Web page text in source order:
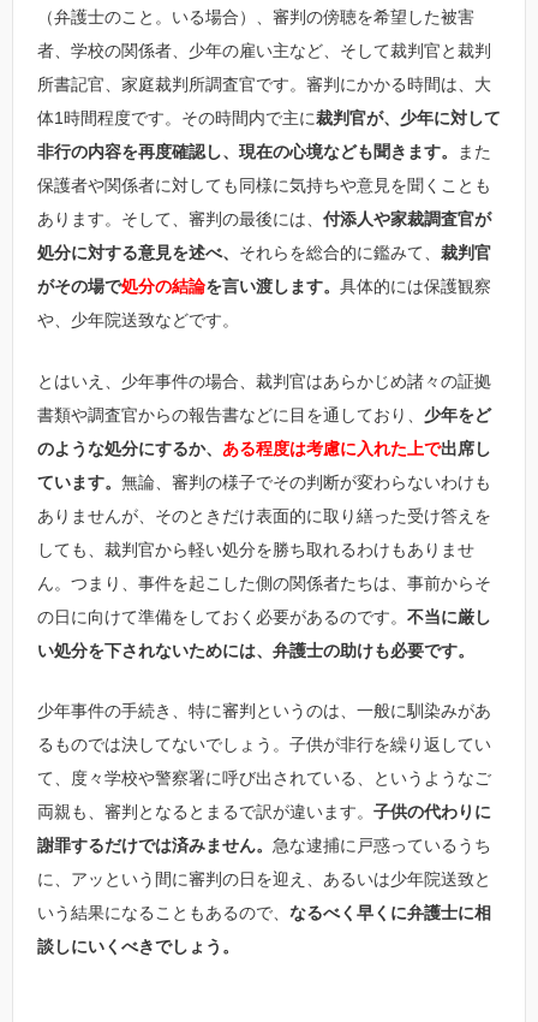
（弁護士のこと。いる場合）、審判の傍聴を希望した被害
者、学校の関係者、少年の雇い主など、そして裁判官と裁判
所書記官、家庭裁判所調査官です。審判にかかる時間は、大
体1時間程度です。その時間内で主に裁判官が、少年に対して
非行の内容を再度確認し、現在の心境なども聞きます。
また
保護者や関係者に対しても同様に気持ちや意見を聞くことも
あります。そして、審判の最後には、 付添人や家裁調査官が
処分に対する意見を述べ、 それらを総合的に鑑みて、 裁判官
がその場で処分の結論を言い渡します。 具体的には保護観察
や、少年院送致などです。
とはいえ、少年事件の場合、裁判官はあらかじめ諸々の証拠
書類や調査官からの報告書などに目を通しており、 少年をど
のような処分にするか、 ある程度は考慮に入れた上で出席し
ています。 無論、審判の様子でその判断が変わらないわけも
ありませんが、そのときだけ表面的に取り繕った受け答えを
しても、裁判官から軽い処分を勝ち取れるわけもありませ
ん。つまり、事件を起こした側の関係者たちは、事前からそ
の日に向けて準備をしておく必要があるのです。 不当に厳し
い処分を下されないためには、弁護士の助けも必要です。
少年事件の手続き、特に審判というのは、一般に馴染みがあ
るものでは決してないでしょう。子供が非行を繰り返してい
て、度々学校や警察署に呼び出されている、というようなご
両親も、審判となるとまるで訳が違います。 子供の代わりに
謝罪するだけでは済みません。 急な逮捕に戸惑っているうち
に、アッという間に審判の日を迎え、あるいは少年院送致と
いう結果になることもあるので、 なるべく早くに弁護士に相
談しにいくべきでしょう。